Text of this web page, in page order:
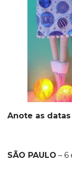
Anote as
SÃO PAULO – 6